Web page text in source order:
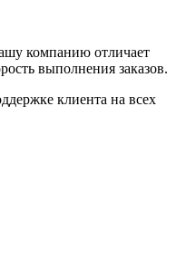
компанию отличает
выполнения заказов.
клиента на всех